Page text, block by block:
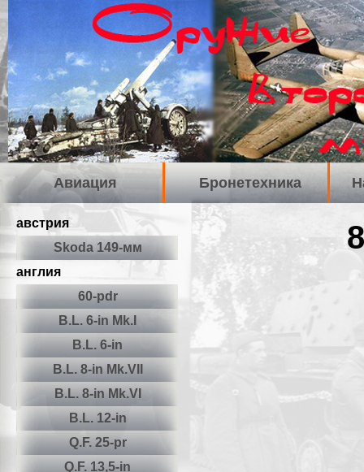
Авиация Бронетехника
австрия
Skoda 149-мм
англия
60-pdr
B.L. 6-in Mk.I
B.L. 6-in
B.L. 8-in Mk.VII
B.L. 8-in Mk.VI
B.L. 12-in
Q.F. 25-pr
Q.F. 13,5-in